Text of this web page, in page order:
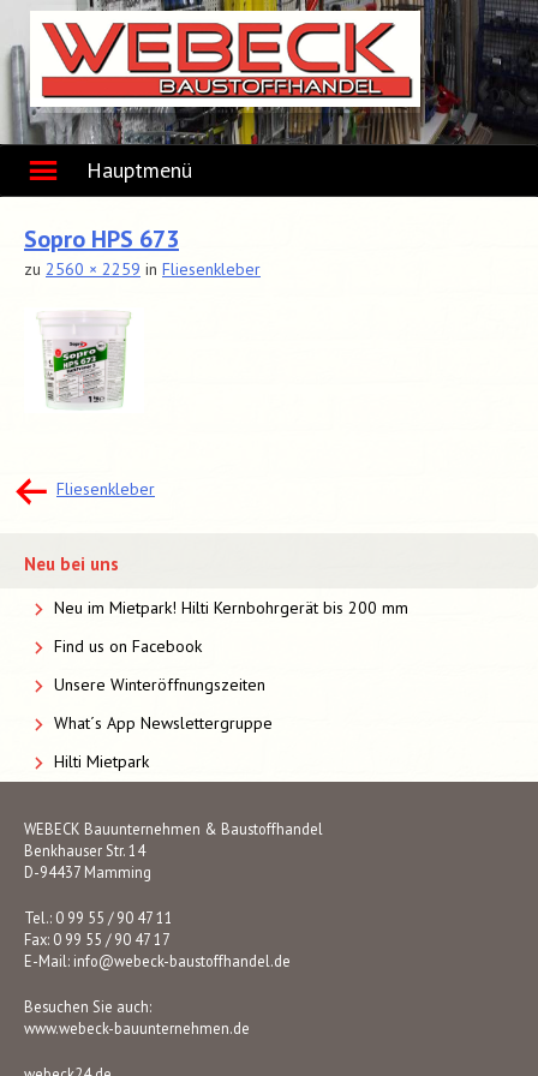
content
Hauptmenü
Sopro HPS 673
zu 2560 × 2259 in Fliesenkleber
Beitragsnavigation
Fliesenkleber
Neu bei uns
Neu im Mietpark! Hilti Kernbohrgerät bis 200 mm
Find us on Facebook
Unsere Winteröffnungszeiten
What´s App Newslettergruppe
Hilti Mietpark
WEBECK Bauunternehmen & Baustoffhandel
Benkhauser Str. 14
D-94437 Mamming
Tel.: 0 99 55 / 90 47 11
Fax: 0 99 55 / 90 47 17
E-Mail: info@webeck-baustoffhandel.de
Besuchen Sie auch:
www.webeck-bauunternehmen.de